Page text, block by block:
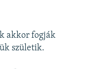
akkor fogják
születik.